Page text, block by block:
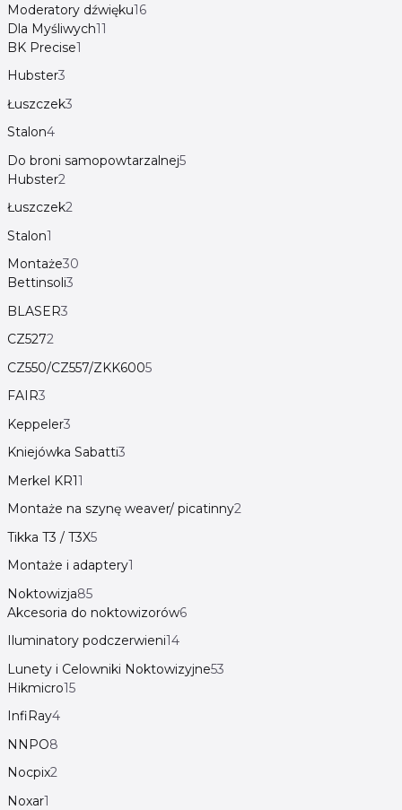
Moderatory dźwięku16
Dla Myśliwych11
BK Precise1
Hubster3
Łuszczek3
Stalon4
Do broni samopowtarzalnej5
Hubster2
Łuszczek2
Stalon1
Montaże30
Bettinsoli3
BLASER3
CZ5272
CZ550/CZ557/ZKK6005
FAIR3
Keppeler3
Kniejówka Sabatti3
Merkel KR11
Montaże na szynę weaver/ picatinny2
Tikka T3 / T3X5
Montaże i adaptery1
Noktowizja85
Akcesoria do noktowizorów6
Iluminatory podczerwieni14
Lunety i Celowniki Noktowizyjne53
Hikmicro15
InfiRay4
NNPO8
Nocpix2
Noxar1